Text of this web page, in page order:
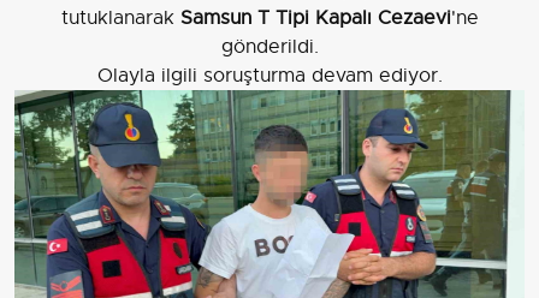
tutuklanarak Samsun T Tipi Kapalı Cezaevi'ne
gönderildi.
Olayla ilgili soruşturma devam ediyor.